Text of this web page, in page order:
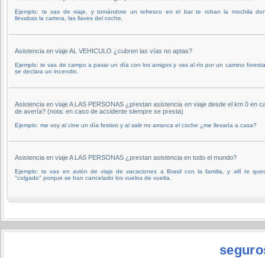
Ejemplo: te vas de viaje, y tomándote un refresco en el bar te roban la mochila
llevabas la cartera, las llaves del coche.
Asistencia en viaje AL VEHICULO ¿cubren las vías no aptas?
Ejemplo: te vas de campo a pasar un día con los amigos y vas al río por un camino
se declara un incendio.
Asistencia en viaje A LAS PERSONAS ¿prestan asistencia en viaje desde el km 0 en
de avería? (nota: en caso de accidente siempre se presta)
Ejemplo: me voy al cine un día festivo y al salir no arranca el coche ¿me llevaría a casa?
Asistencia en viaje A LAS PERSONAS ¿prestan asistencia en todo el mundo?
Ejemplo: te vas en avión de viaje de vacaciones a Brasil con la familia, y allí te
''colgado'' porque se han cancelado los vuelos de vuelta.